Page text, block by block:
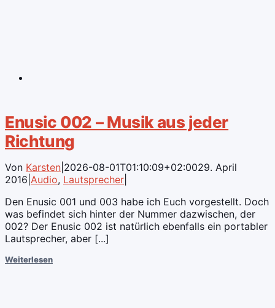
Enusic 002 – Musik aus jeder
Richtung
Von Karsten 2026-08-01T01:10:09+02:0029. April
2016 Audio, Lautsprecher
Den Enusic 001 und 003 habe ich Euch vorgestellt. Doch
was befindet sich hinter der Nummer dazwischen, der
002? Der Enusic 002 ist natürlich ebenfalls ein portabler
Lautsprecher, aber [...]
Weiterlesen